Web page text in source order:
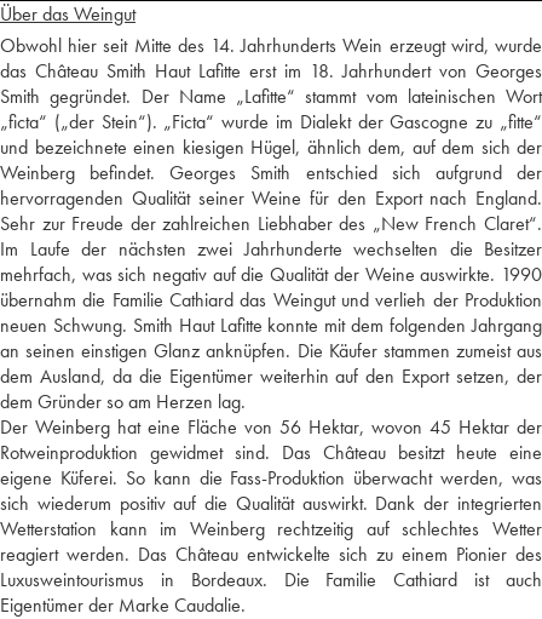
Über das Weingut
Obwohl hier seit Mitte des 14. Jahrhunderts Wein erzeugt wird, wurde
das Château Smith Haut Lafitte erst im 18. Jahrhundert von Georges
Smith gegründet. Der Name „Lafitte“ stammt vom lateinischen Wort
„ficta“ („der Stein“). „Ficta“ wurde im Dialekt der Gascogne zu „fitte“
und bezeichnete einen kiesigen Hügel, ähnlich dem, auf dem sich der
Weinberg befindet. Georges Smith entschied sich aufgrund der
hervorragenden Qualität seiner Weine für den Export nach England.
Sehr zur Freude der zahlreichen Liebhaber des „New French Claret“.
Im Laufe der nächsten zwei Jahrhunderte wechselten die Besitzer
mehrfach, was sich negativ auf die Qualität der Weine auswirkte. 1990
übernahm die Familie Cathiard das Weingut und verlieh der Produktion
neuen Schwung. Smith Haut Lafitte konnte mit dem folgenden Jahrgang
an seinen einstigen Glanz anknüpfen. Die Käufer stammen zumeist aus
dem Ausland, da die Eigentümer weiterhin auf den Export setzen, der
dem Gründer so am Herzen lag.
Der Weinberg hat eine Fläche von 56 Hektar, wovon 45 Hektar der
Rotweinproduktion gewidmet sind. Das Château besitzt heute eine
eigene Küferei. So kann die Fass-Produktion überwacht werden, was
sich wiederum positiv auf die Qualität auswirkt. Dank der integrierten
Wetterstation kann im Weinberg rechtzeitig auf schlechtes Wetter
reagiert werden. Das Château entwickelte sich zu einem Pionier des
Luxusweintourismus in Bordeaux. Die Familie Cathiard ist auch
Eigentümer der Marke Caudalie.